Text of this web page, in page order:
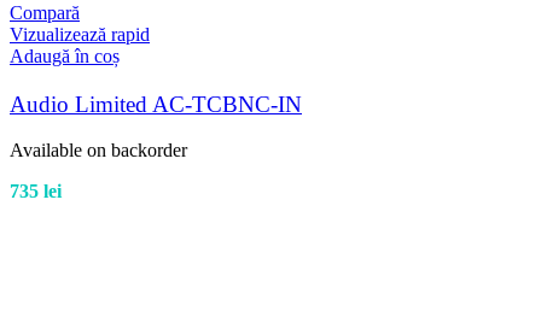
Compară
Vizualizează rapid
Adaugă în coș
Audio Limited AC-TCBNC-IN
Available on backorder
735 lei